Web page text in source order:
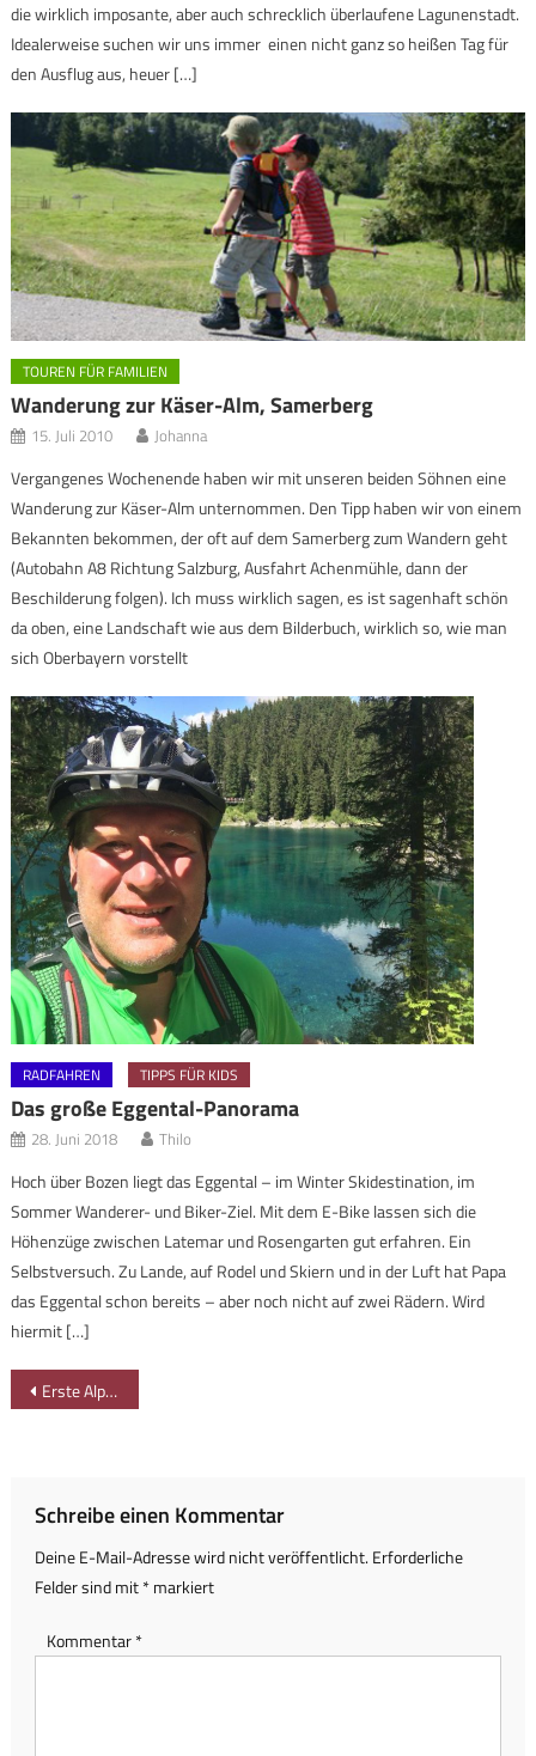
die wirklich imposante, aber auch schrecklich überlaufene Lagunenstadt.
Idealerweise suchen wir uns immer einen nicht ganz so heißen Tag für
den Ausflug aus, heuer […]
TOUREN FÜR FAMILIEN
Wanderung zur Käser-Alm, Samerberg
15. Juli 2010 Johanna
Vergangenes Wochenende haben wir mit unseren beiden Söhnen eine
Wanderung zur Käser-Alm unternommen. Den Tipp haben wir von einem
Bekannten bekommen, der oft auf dem Samerberg zum Wandern geht
(Autobahn A8 Richtung Salzburg, Ausfahrt Achenmühle, dann der
Beschilderung folgen). Ich muss wirklich sagen, es ist sagenhaft schön
da oben, eine Landschaft wie aus dem Bilderbuch, wirklich so, wie man
sich Oberbayern vorstellt
RADFAHREN TIPPS FÜR KIDS
Das große Eggental-Panorama
28. Juni 2018 Thilo
Hoch über Bozen liegt das Eggental – im Winter Skidestination, im
Sommer Wanderer- und Biker-Ziel. Mit dem E-Bike lassen sich die
Höhenzüge zwischen Latemar und Rosengarten gut erfahren. Ein
Selbstversuch. Zu Lande, auf Rodel und Skiern und in der Luft hat Papa
das Eggental schon bereits – aber noch nicht auf zwei Rädern. Wird
hiermit […]
Beitragsnavigation
Erste Alpwanderung: minimalistisch zur Alpe Schneidberg
Schreibe einen Kommentar
Deine E-Mail-Adresse wird nicht veröffentlicht. Erforderliche
Felder sind mit*markiert
Kommentar*